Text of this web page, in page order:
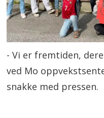
- Vi er fremtiden,
ved Mo
snakke med pressen.